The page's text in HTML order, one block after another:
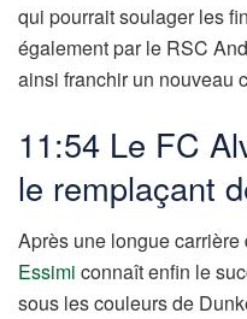
qui pourrait soulager les
également par le RSC
ainsi franchir un nouveau
11:54 Le FC
le remplaçant
Après une longue
Essimi connaît enfin le
sous les couleurs de